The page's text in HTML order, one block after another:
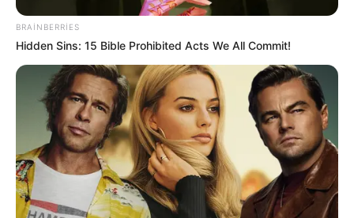
00:02 / 07 Avqust 2026 CƏMİYYƏT
7 avqustda bizi nələr gözləyir? —
BRAINBERRIES
Hidden Sins: 15 Bible Prohibited Acts We All Commit!